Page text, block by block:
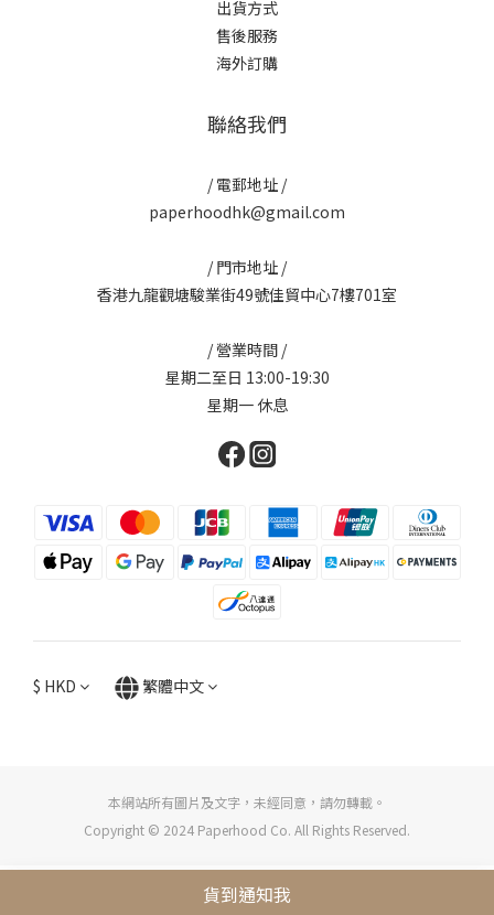
貨到通知我
出貨方式
售後服務
海外訂購
聯絡我們
/ 電郵地址 /
paperhoodhk@gmail.com
/ 門市地址 /
香港九龍觀塘駿業街49號佳貿中心7樓701室
/ 營業時間 /
星期二至日 13:00-19:30
星期一 休息
$ HKD 繁體中文
本網站所有圖片及文字，未經同意，請勿轉載。
Copyright © 2024 Paperhood Co. All Rights Reserved.